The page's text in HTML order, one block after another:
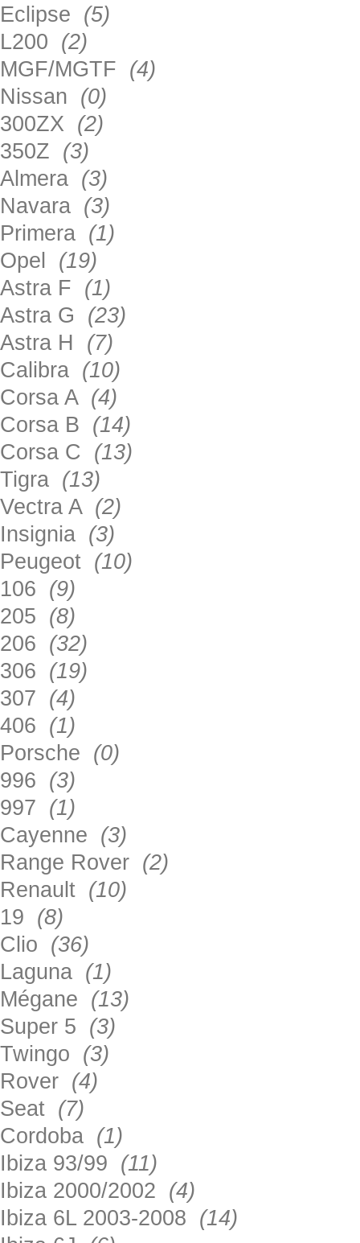
Eclipse (5)
L200 (2)
MGF/MGTF (4)
Nissan (0)
300ZX (2)
350Z (3)
Almera (3)
Navara (3)
Primera (1)
Opel (19)
Astra F (1)
Astra G (23)
Astra H (7)
Calibra (10)
Corsa A (4)
Corsa B (14)
Corsa C (13)
Tigra (13)
Vectra A (2)
Insignia (3)
Peugeot (10)
106 (9)
205 (8)
206 (32)
306 (19)
307 (4)
406 (1)
Porsche (0)
996 (3)
997 (1)
Cayenne (3)
Range Rover (2)
Renault (10)
19 (8)
Clio (36)
Laguna (1)
Mégane (13)
Super 5 (3)
Twingo (3)
Rover (4)
Seat (7)
Cordoba (1)
Ibiza 93/99 (11)
Ibiza 2000/2002 (4)
Ibiza 6L 2003-2008 (14)